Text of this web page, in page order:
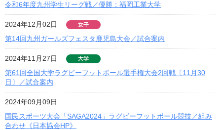
令和6年度九州学生リーグ戦／優勝：福岡工業大学
2024年12月02日
第14回九州ガールズフェスタ鹿児島大会／試合案内
2024年11月27日
第61回全国大学ラグビーフットボール選手権大会2回戦〔11月30
日〕／試合案内
2024年09月09日
国民スポーツ大会「SAGA2024」ラグビーフットボール競技／組み
合わせ《日本協会HP》